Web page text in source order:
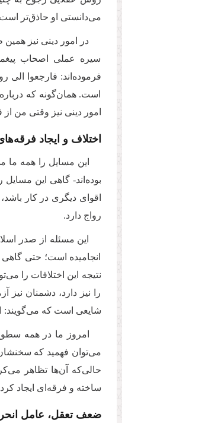
می‌دانستی او حاذق‌تر
در امور دینی نیز
سیره عملی اصحاب
فرموده‌اند: فارجعوا الی
است. همان‌گونه که
امور دینی نیز وقتی من
اختلاف و ایجاد
این‌ مسایل را همه ما
بوده‌اند- گاهی این
اقوای دیگری در کار
رواج دارد.
این مسئله از صدر
انجامیده است؛ حتی
نتیجه این اختلافات را
را نیز دارد، دشمنان
شایعی است که می‌گویند:
امروز ما در همه
می‌توان فهمید که
حالی‌که آن‌ها تظاهر
ساخته و فرقه‌ای ایجاد
ضعف تعقل، عامل